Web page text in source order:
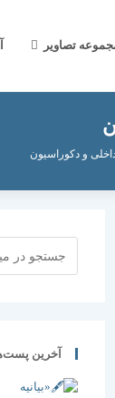
تصاویر
و دکوراسیون
آخرین